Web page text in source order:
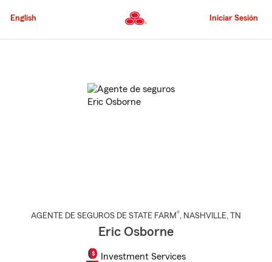
al
principal
English Iniciar Sesión
AGENTE DE SEGUROS DE STATE FARM®, NASHVILLE, TN
Eric Osborne
Investment Services